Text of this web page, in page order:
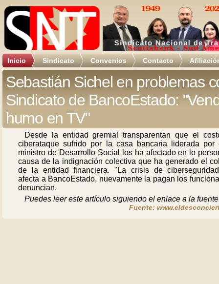
Inicio Sindicato Convenios Contacto
Sebastián Sichel en problemas
Sindicato de BancoEstado:
humo en TV"
Desde la entidad gremial transparentan que el
ciberataque sufrido por la casa bancaria liderada por
ministro de Desarrollo Social los ha afectado en lo
causa de la indignación colectiva que ha generado el
de la entidad financiera. "La crisis de
afecta a BancoEstado, nuevamente la pagan los
denuncian.
Puedes leer este artículo siguiendo el enlace a la
Fuente: